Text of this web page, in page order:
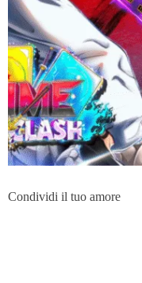
Condividi il tuo amore